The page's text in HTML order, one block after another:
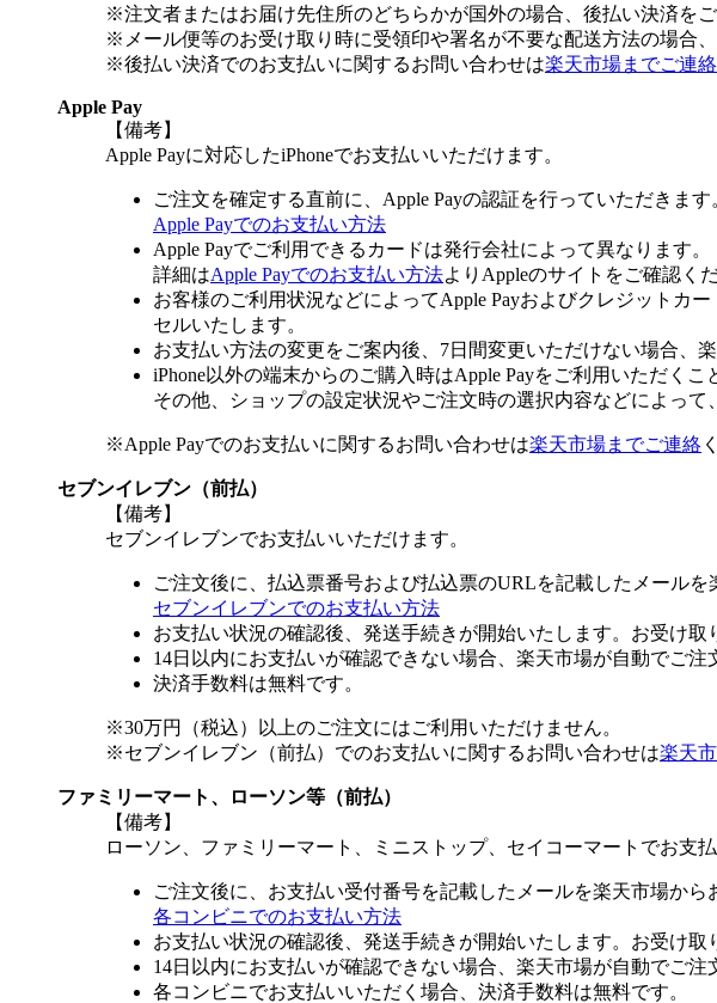
※注文者またはお届け先住所のどちらかが国外の場合、後払い決済をご
※メール便等のお受け取り時に受領印や署名が不要な配送方法の場合
※後払い決済でのお支払いに関するお問い合わせは楽天市場までご連絡
Apple Pay
【備考】
Apple Payに対応したiPhoneでお支払いいただけます。
ご注文を確定する直前に、Apple Payの認証を行っていただきます
Apple Payでのお支払い方法
Apple Payでご利用できるカードは発行会社によって異なります。
詳細はApple Payでのお支払い方法よりAppleのサイトをご確認くだ
お客様のご利用状況などによってApple Payおよびクレジットカ
セルいたします。
お支払い方法の変更をご案内後、7日間変更いただけない場合、
iPhone以外の端末からのご購入時はApple Payをご利用いただくこ
その他、ショップの設定状況やご注文時の選択内容などによって
※Apple Payでのお支払いに関するお問い合わせは楽天市場までご連絡
セブンイレブン（前払）
【備考】
セブンイレブンでお支払いいただけます。
ご注文後に、払込票番号および払込票のURLを記載したメールを
セブンイレブンでのお支払い方法
お支払い状況の確認後、発送手続きが開始いたします。お受け
14日以内にお支払いが確認できない場合、楽天市場が自動でご注
決済手数料は無料です。
※30万円（税込）以上のご注文にはご利用いただけません。
※セブンイレブン（前払）でのお支払いに関するお問い合わせは楽天
ファミリーマート、ローソン等（前払）
【備考】
ローソン、ファミリーマート、ミニストップ、セイコーマートでお支払
ご注文後に、お支払い受付番号を記載したメールを楽天市場から
各コンビニでのお支払い方法
お支払い状況の確認後、発送手続きが開始いたします。お受け
14日以内にお支払いが確認できない場合、楽天市場が自動でご注
各コンビニでお支払いいただく場合、決済手数料は無料です。